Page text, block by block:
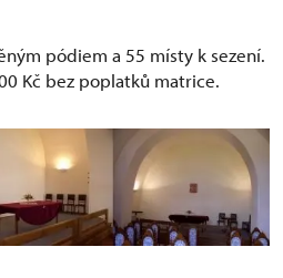
pódiem a 55 místy k sezení.
Kč bez poplatků matrice.